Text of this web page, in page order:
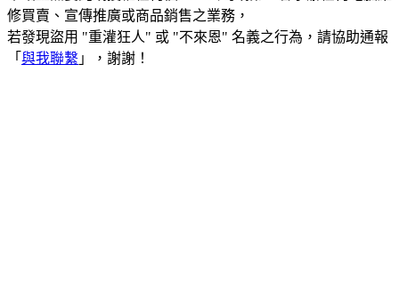
修買賣、宣傳推廣或商品銷售之業務，
若發現盜用 "重灌狂人" 或 "不來恩" 名義之行為，請協助通報
「 與我聯繫 」，謝謝！